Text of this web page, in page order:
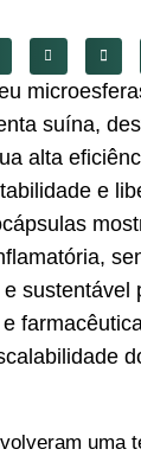
suína,
alta
e
sustentável
uma